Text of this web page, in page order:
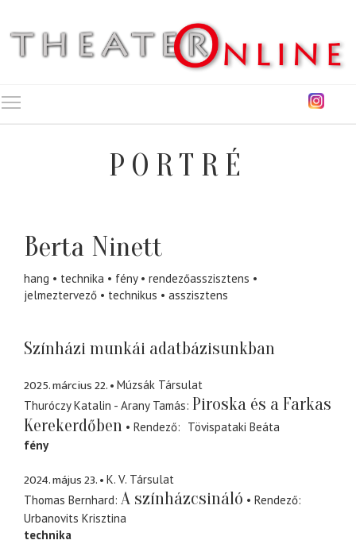
PORTRÉ
Berta Ninett
hang technika fény
rendezőasszisztens
jelmeztervező
technikus asszisztens
Színházi munkái adatbázisunkban
2025. március 22.
Múzsák Társulat
Thuróczy Katalin - Arany Tamás Piroska és a Farkas
Kerekerdőben
Rendező
Tövispataki Beáta
fény
2024. május 23.
K. V. Társulat
Thomas Bernhard A színházcsináló
Rendező
Urbanovits Krisztina
technika